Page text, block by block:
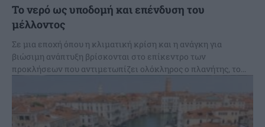
Το νερό ως υποδομή και επένδυση του
μέλλοντος
Σε μια εποχή όπου η κλιματική κρίση και η ανάγκη για
βιώσιμη ανάπτυξη βρίσκονται στο επίκεντρο των
προκλήσεων που αντιμετωπίζει ολόκληρος ο πλανήτης, το...